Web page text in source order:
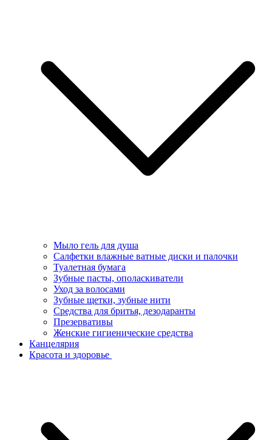
Мыло гель для душа
Салфетки влажные ватные диски и палочки
Туалетная бумага
Зубные пасты, ополаскиватели
Уход за волосами
Зубные щетки, зубные нити
Средства для бритья, дезодаранты
Презервативы
Женские гигиенические средства
Канцелярия
Красота и здоровье